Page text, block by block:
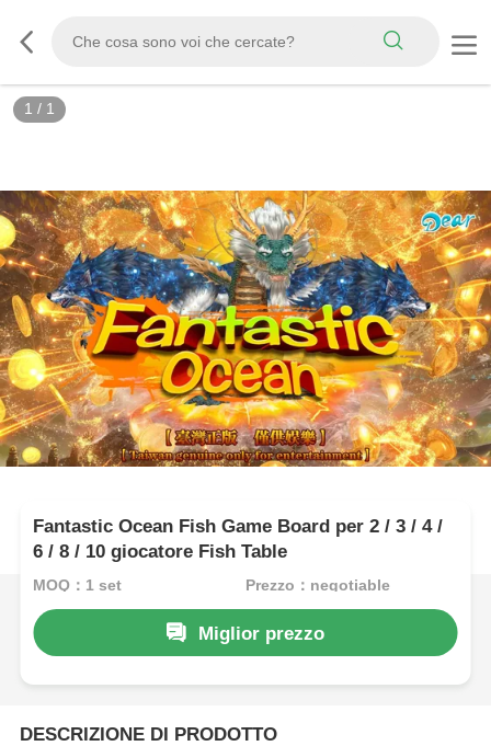
1 / 1
Fantastic Ocean Fish Game Board per 2 / 3 / 4 /
6 / 8 / 10 giocatore Fish Table
MOQ：1 set Prezzo：negotiable
Miglior prezzo
DESCRIZIONE DI PRODOTTO